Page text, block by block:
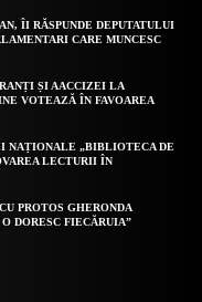
ÎI RĂSPUNDE DEPUTATULUI
CARE MUNCESC
ȘI AACCIZEI LA
VOTEAZĂ ÎN FAVOAREA
NAȚIONALE „BIBLIOTECA DE
LECTURII ÎN
PROTOS GHERONDA
DORESC FIECĂRUIA”